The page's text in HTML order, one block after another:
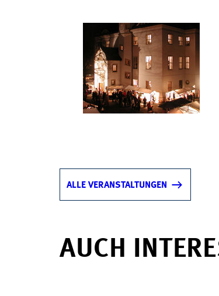
ALLE VERANSTALTUNGEN
AUCH